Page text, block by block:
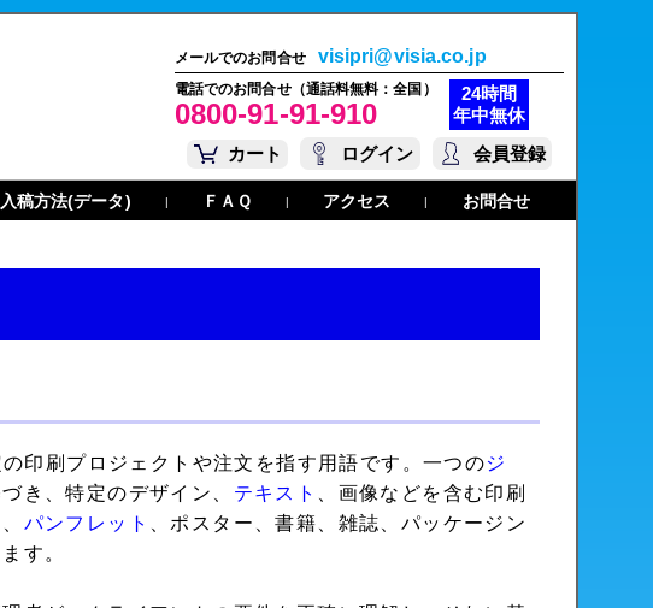
メールでのお問合せ visipri@visia.co.jp
電話でのお問合せ（通話料無料：全国）
0800-91-91-910
24時間
年中無休
カート
ログイン 会員登録
入稿方法(データ) | ＦＡＱ | アクセス | お問合せ
印刷プロジェクトや注文を指す用語です。一つのジ
き、特定のデザイン、 テキスト
、画像などを含む印刷
パンフレット
、ポスター、書籍、雑誌、パッケージン
す。